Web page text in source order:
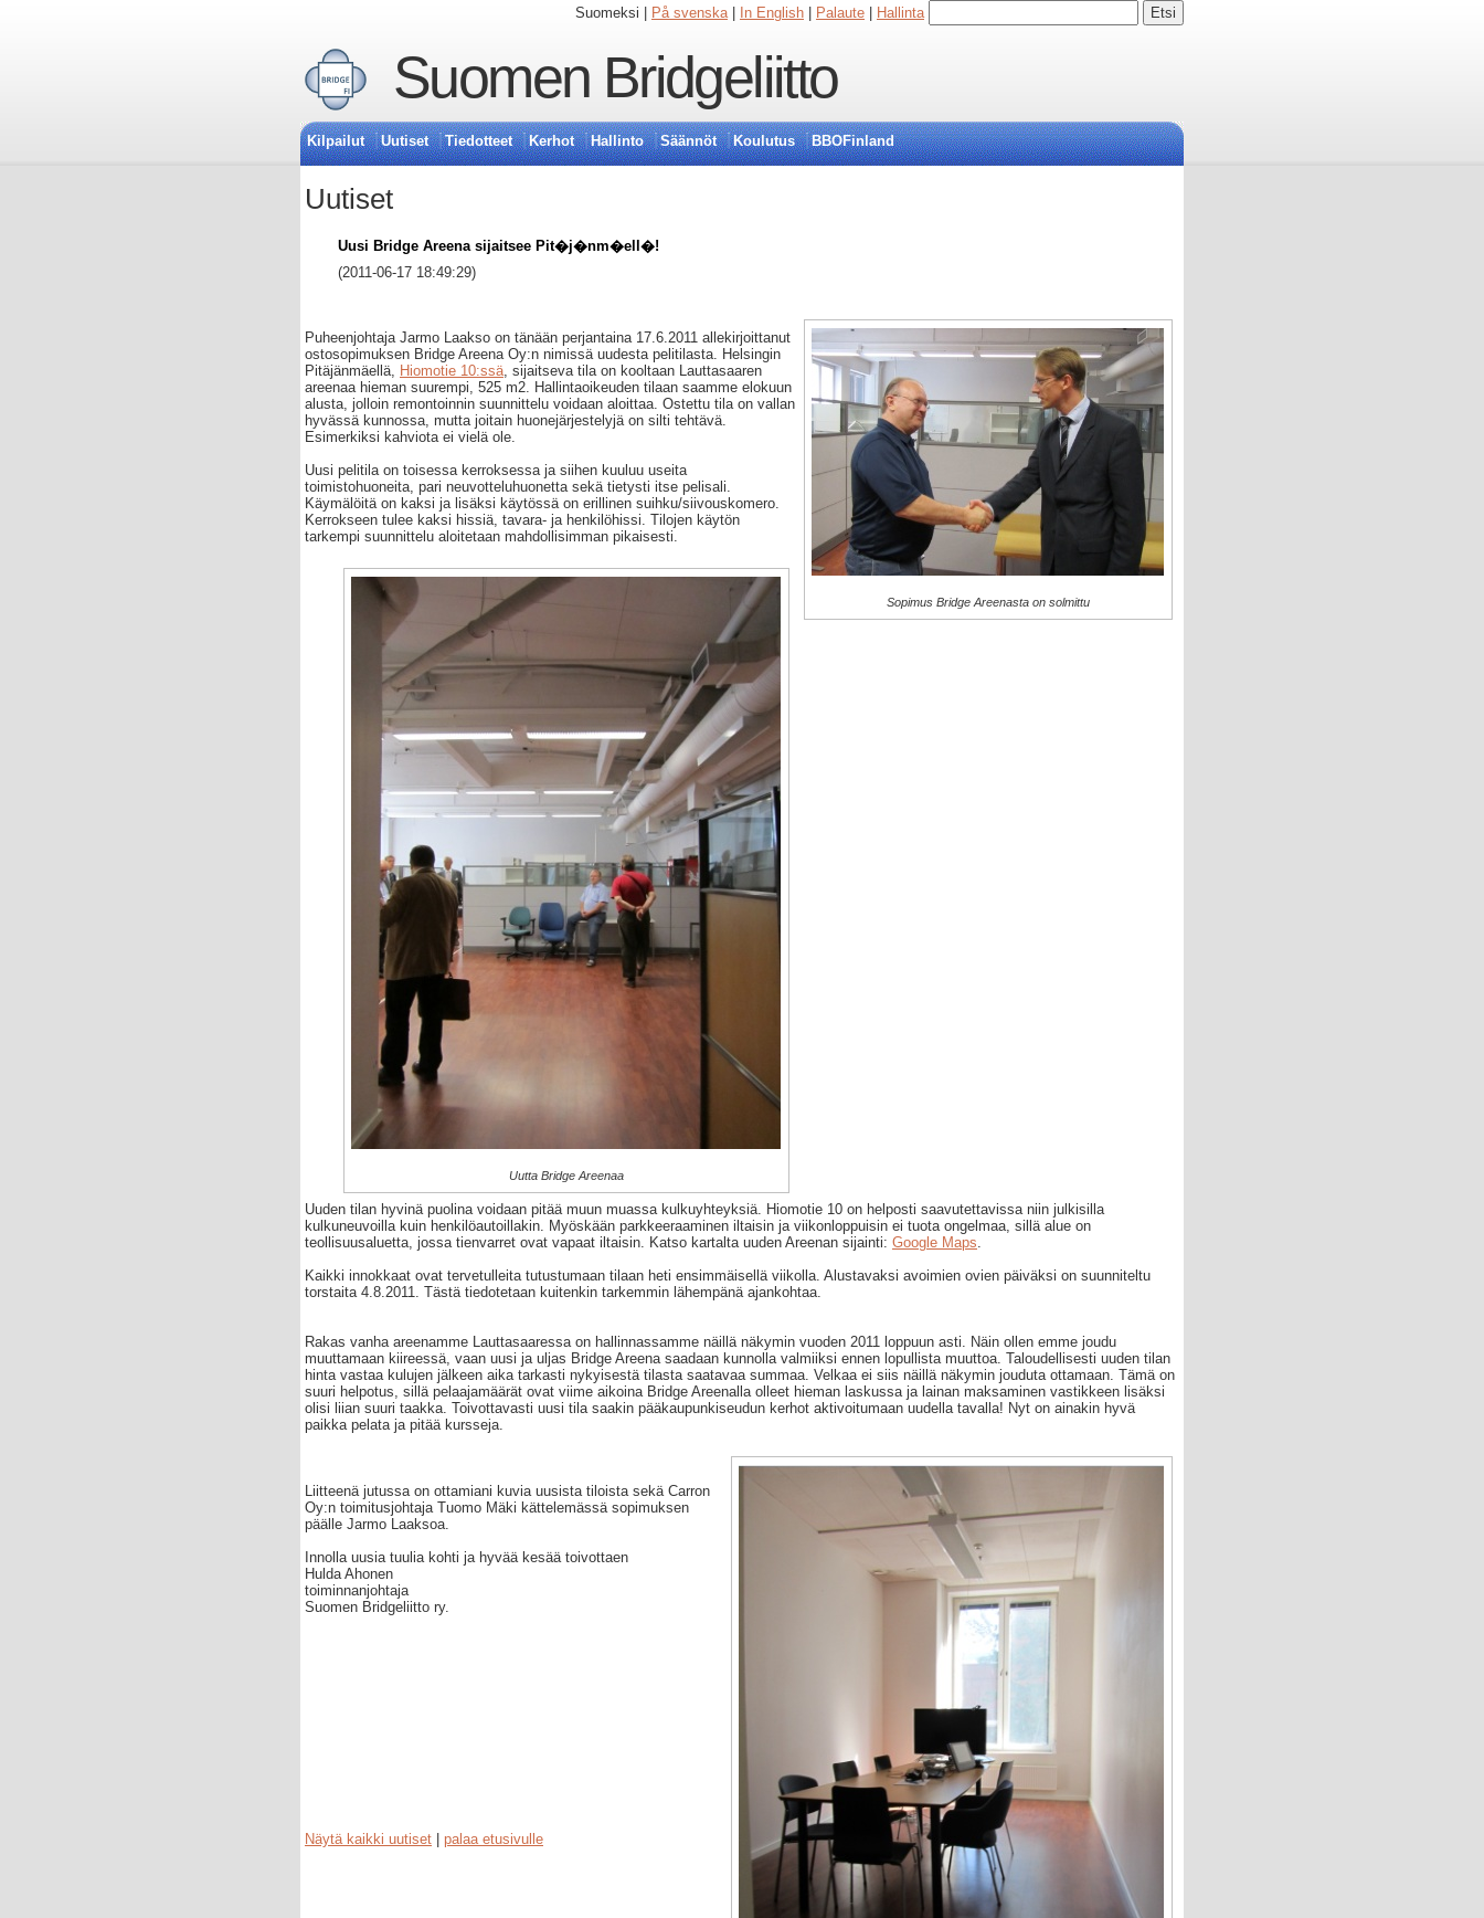
Suomeksi | På svenska| In English Palaute Hallinta
Suomen Bridgeliitto
Kilpailut Uutiset Tiedotteet Kerhot Hallinto Säännöt Koulutus BBOFinland
Uutiset
Uusi Bridge Areena sijaitsee Pit�j�nm�ell�!
(2011-06-17 18:49:29)
Sopimus Bridge Areenasta on solmittu
Puheenjohtaja Jarmo Laakso on tänään perjantaina 17.6.2011 allekirjoittanut
ostosopimuksen Bridge Areena Oy:n nimissä uudesta pelitilasta. Helsingin
Pitäjänmäellä, Hiomotie 10:ssä , sijaitseva tila on kooltaan Lauttasaaren
areenaa hieman suurempi, 525 m2. Hallintaoikeuden tilaan saamme elokuun
alusta, jolloin remontoinnin suunnittelu voidaan aloittaa. Ostettu tila on vallan
hyvässä kunnossa, mutta joitain huonejärjestelyjä on silti tehtävä.
Esimerkiksi kahviota ei vielä ole.
Uusi pelitila on toisessa kerroksessa ja siihen kuuluu useita
toimistohuoneita, pari neuvotteluhuonetta sekä tietysti itse pelisali.
Käymälöitä on kaksi ja lisäksi käytössä on erillinen suihku/siivouskomero.
Kerrokseen tulee kaksi hissiä, tavara- ja henkilöhissi. Tilojen käytön
tarkempi suunnittelu aloitetaan mahdollisimman pikaisesti.
Uutta Bridge Areenaa
Uuden tilan hyvinä puolina voidaan pitää muun muassa kulkuyhteyksiä. Hiomotie 10 on helposti saavutettavissa niin julkisilla
kulkuneuvoilla kuin henkilöautoillakin. Myöskään parkkeeraaminen iltaisin ja viikonloppuisin ei tuota ongelmaa, sillä alue on
teollisuusaluetta, jossa tienvarret ovat vapaat iltaisin. Katso kartalta uuden Areenan sijainti: Google Maps
Kaikki innokkaat ovat tervetulleita tutustumaan tilaan heti ensimmäisellä viikolla. Alustavaksi avoimien ovien päiväksi on suunniteltu
torstaita 4.8.2011. Tästä tiedotetaan kuitenkin tarkemmin lähempänä ajankohtaa.
Rakas vanha areenamme Lauttasaaressa on hallinnassamme näillä näkymin vuoden 2011 loppuun asti. Näin ollen emme joudu
muuttamaan kiireessä, vaan uusi ja uljas Bridge Areena saadaan kunnolla valmiiksi ennen lopullista muuttoa. Taloudellisesti uuden tilan
hinta vastaa kulujen jälkeen aika tarkasti nykyisestä tilasta saatavaa summaa. Velkaa ei siis näillä näkymin jouduta ottamaan. Tämä on
suuri helpotus, sillä pelaajamäärät ovat viime aikoina Bridge Areenalla olleet hieman laskussa ja lainan maksaminen vastikkeen lisäksi
olisi liian suuri taakka. Toivottavasti uusi tila saakin pääkaupunkiseudun kerhot aktivoitumaan uudella tavalla! Nyt on ainakin hyvä
paikka pelata ja pitää kursseja.
Liitteenä jutussa on ottamiani kuvia uusista tiloista sekä Carron
Oy:n toimitusjohtaja Tuomo Mäki kättelemässä sopimuksen
päälle Jarmo Laaksoa.
Innolla uusia tuulia kohti ja hyvää kesää toivottaen
Hulda Ahonen
toiminnanjohtaja
Suomen Bridgeliitto ry.
Näytä kaikki uutiset palaa etusivulle